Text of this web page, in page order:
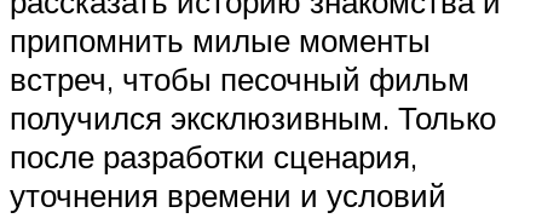
припомнить милые моменты
встреч, чтобы песочный фильм
получился эксклюзивным. Только
после разработки сценария,
уточнения времени и условий